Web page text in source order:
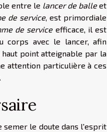
entre le lancer de balleet
de service, est primordiale
de serviceefficace, il est
corps avec le lancer, afin
point atteignable par la
attention particulière à ces
semer le doute dans l'esprit